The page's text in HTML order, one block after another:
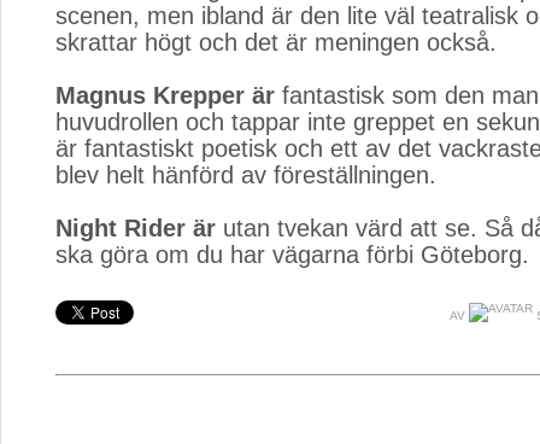
scenen, men ibland är den lite väl teatralisk
skrattar högt och det är meningen också.
Magnus Krepper är fantastisk som den
huvudrollen och tappar inte greppet en
är fantastiskt poetisk och ett av det
blev helt hänförd av föreställningen.
Night Rider är utan tvekan värd att se. Så
ska göra om du har vägarna förbi Göteborg.
AV